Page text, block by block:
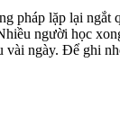
pháp lặp lại ngắt
người học
vài ngày. Để ghi